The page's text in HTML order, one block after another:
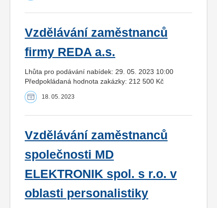
Vzdělávání zaměstnanců
firmy REDA a.s.
Lhůta pro podávání nabídek: 29. 05. 2023 10:00
Předpokládaná hodnota zakázky: 212 500 Kč
18. 05. 2023
Vzdělávání zaměstnanců
společnosti MD
ELEKTRONIK spol. s r.o. v
oblasti personalistiky